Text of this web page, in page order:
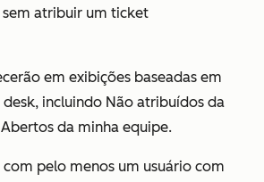
sem atribuir um ticket
em exibições baseadas em
incluindo Não atribuídos da
Abertos da minha equipe.
com pelo menos um usuário com